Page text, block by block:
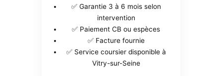
✅ Garantie 3 à 6 mois selon
intervention
✅ Paiement CB ou espèces
✅ Facture fournie
✅ Service coursier disponible à
Vitry-sur-Seine